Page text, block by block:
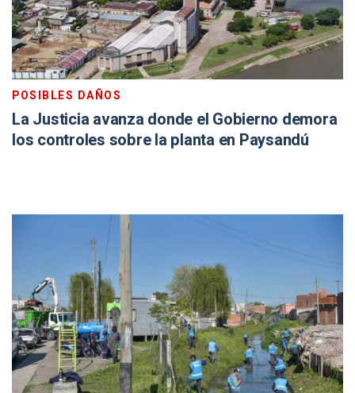
POSIBLES DAÑOS
La Justicia avanza donde el Gobierno demora
los controles sobre la planta en Paysandú